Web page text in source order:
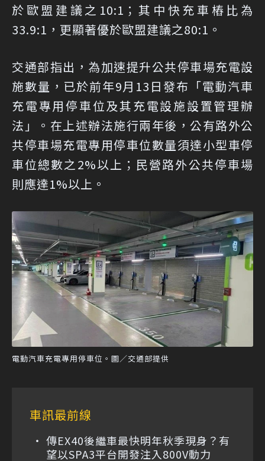
於歐盟建議之10:1；其中快充車樁比為
33.9:1，更顯著優於歐盟建議之80:1。
交通部指出，為加速提升公共停車場充電設
施數量，已於前年9月13日發布「電動汽車
充電專用停車位及其充電設施設置管理辦
法」。在上述辦法施行兩年後，公有路外公
共停車場充電專用停車位數量須達小型車停
車位總數之2%以上；民營路外公共停車場
則應達1%以上。
電動汽車充電專用停車位。圖／交通部提供
車訊最前線
傳EX40後繼車最快明年秋季現身？有
望以SPA3平台開發注入800V動力